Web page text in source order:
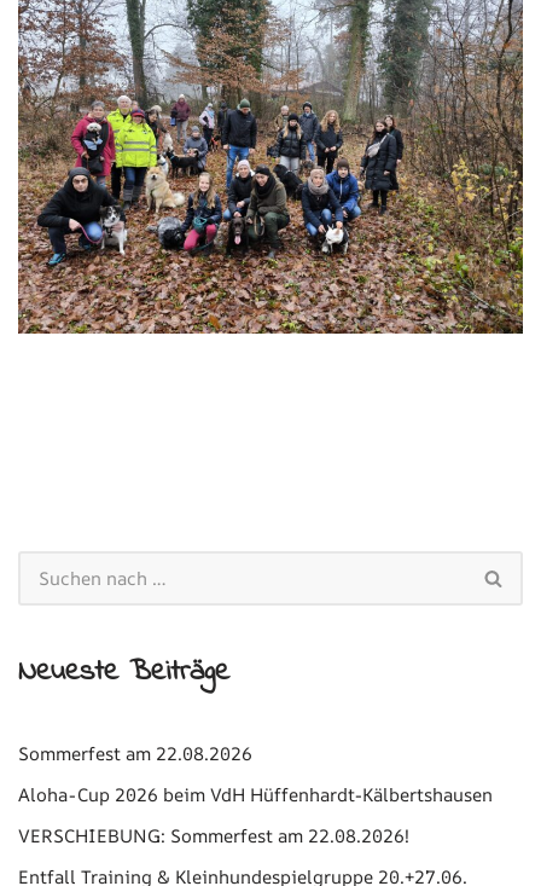
Neueste Beiträge
Sommerfest am 22.08.2026
Aloha-Cup 2026 beim VdH Hüffenhardt-Kälbertshausen
VERSCHIEBUNG: Sommerfest am 22.08.2026!
Entfall Training & Kleinhundespielgruppe 20.+27.06.